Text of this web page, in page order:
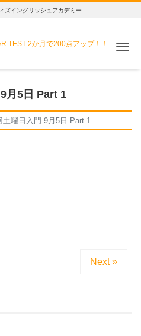
ズイングリッシュアカデミー
TEST2か月で200点アップ！！
月5日 Part 1
土曜日入門 9月5日 Part 1
Next »